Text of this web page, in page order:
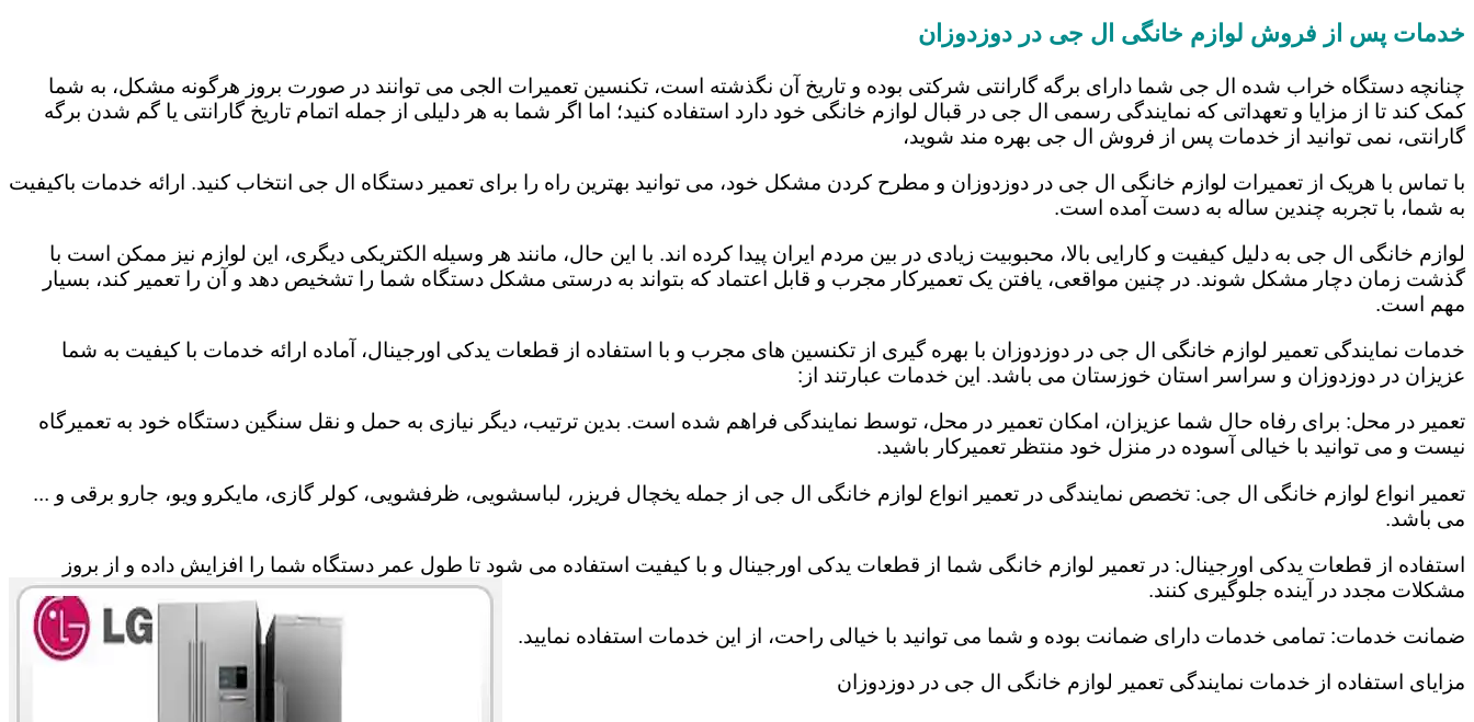
خدمات پس از فروش لوازم خانگی ال جی در دوزدوزان
چنانچه دستگاه خراب شده ال جی شما دارای برگه گارانتی شرکتی بوده و تاریخ آن نگذشته است، تکنسین تعمیرات الجی می توانند در صورت بروز هرگونه مشکل، به شما
کمک کند تا از مزایا و تعهداتی که نمایندگی رسمی ال جی در قبال لوازم خانگی خود دارد استفاده کنید؛ اما اگر شما به هر دلیلی از جمله اتمام تاریخ گارانتی یا گم شدن برگه
گارانتی، نمی توانید از خدمات پس از فروش ال جی بهره مند شوید،
با تماس با هریک از تعمیرات لوازم خانگی ال جی در دوزدوزان و مطرح کردن مشکل خود، می توانید بهترین راه را برای تعمیر دستگاه ال جی انتخاب کنید. ارائه خدمات باکیفیت
به شما، با تجربه چندین ساله به دست آمده است.
لوازم خانگی ال جی به دلیل کیفیت و کارایی بالا، محبوبیت زیادی در بین مردم ایران پیدا کرده اند. با این حال، مانند هر وسیله الکتریکی دیگری، این لوازم نیز ممکن است با
گذشت زمان دچار مشکل شوند. در چنین مواقعی، یافتن یک تعمیرکار مجرب و قابل اعتماد که بتواند به درستی مشکل دستگاه شما را تشخیص دهد و آن را تعمیر کند، بسیار
مهم است.
خدمات نمایندگی تعمیر لوازم خانگی ال جی در دوزدوزان با بهره گیری از تکنسین های مجرب و با استفاده از قطعات یدکی اورجینال، آماده ارائه خدمات با کیفیت به شما
عزیزان در دوزدوزان و سراسر استان خوزستان می باشد. این خدمات عبارتند از:
تعمیر در محل: برای رفاه حال شما عزیزان، امکان تعمیر در محل، توسط نمایندگی فراهم شده است. بدین ترتیب، دیگر نیازی به حمل و نقل سنگین دستگاه خود به تعمیرگاه
نیست و می توانید با خیالی آسوده در منزل خود منتظر تعمیرکار باشید.
تعمیر انواع لوازم خانگی ال جی: تخصص نمایندگی در تعمیر انواع لوازم خانگی ال جی از جمله یخچال فریزر، لباسشویی، ظرفشویی، کولر گازی، مایکرو ویو، جارو برقی و ...
می باشد.
استفاده از قطعات یدکی اورجینال: در تعمیر لوازم خانگی شما از قطعات یدکی اورجینال و با کیفیت استفاده می شود تا طول عمر دستگاه شما را افزایش داده و از بروز
مشکلات مجدد در آینده جلوگیری کنند.
ضمانت خدمات: تمامی خدمات دارای ضمانت بوده و شما می توانید با خیالی راحت، از این خدمات استفاده نمایید.
مزایای استفاده از خدمات نمایندگی تعمیر لوازم خانگی ال جی در دوزدوزان